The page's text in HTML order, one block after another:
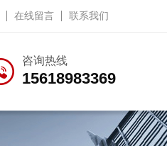
在线留言 联系我们
咨询热线
15618983369